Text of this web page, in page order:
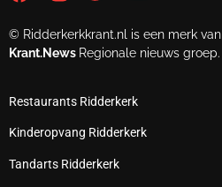
© Ridderkerkkrant.nl is een merk van
Krant.News Regionale nieuws groep.
Restaurants Ridderkerk
Kinderopvang Ridderkerk
Tandarts Ridderkerk